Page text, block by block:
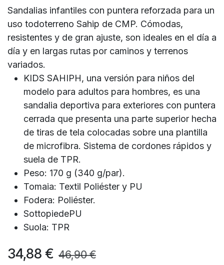
Sandalias infantiles con puntera reforzada para un
uso todoterreno Sahip de CMP. Cómodas,
resistentes y de gran ajuste, son ideales en el día a
día y en largas rutas por caminos y terrenos
variados.
KIDS SAHIPH, una versión para niños del
modelo para adultos para hombres, es una
sandalia deportiva para exteriores con puntera
cerrada que presenta una parte superior hecha
de tiras de tela colocadas sobre una plantilla
de microfibra. Sistema de cordones rápidos y
suela de TPR.
Peso: 170 g (340 g/par).
Tomaia: Textil Poliéster y PU
Fodera: Poliéster.
SottopiedePU
Suola: TPR
34,88 € 46,90€